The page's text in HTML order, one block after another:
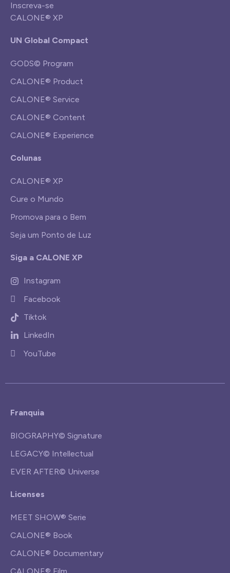
Inscreva-se
CALONE® XP
UN Global Compact
GODS© Program
CALONE® Product
CALONE® Service
CALONE® Content
CALONE® Experience
Colunas
CALONE® XP
Cure o Mundo
Promova para o Bem
Seja um Ponto de Luz
Siga a CALONE XP
Instagram
Facebook
Tiktok
LinkedIn
YouTube
Franquia
BIOGRAPHY© Signature
LEGACY© Intellectual
EVER AFTER© Universe
Licenses
MEET SHOW® Serie
CALONE® Book
CALONE® Documentary